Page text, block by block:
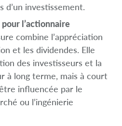
d’un investissement.
l’actionnaire
combine l’appréciation
et les dividendes. Elle
des investisseurs et la
à long terme, mais à court
influencée par le
ou l’ingénierie